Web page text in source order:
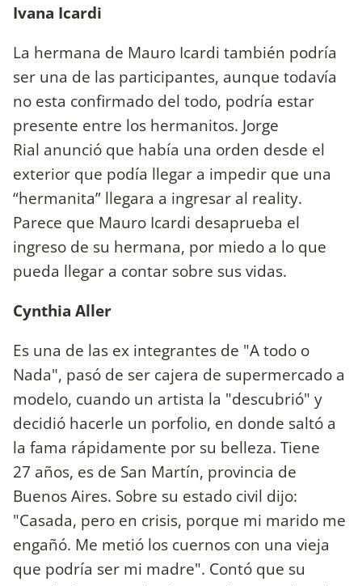
Ivana Icardi
La hermana de Mauro Icardi también podría
ser una de las participantes, aunque todavía
no esta confirmado del todo, podría estar
presente entre los hermanitos. Jorge
Rial anunció que había una orden desde el
exterior que podía llegar a impedir que una
“hermanita” llegara a ingresar al reality.
Parece que Mauro Icardi desaprueba el
ingreso de su hermana, por miedo a lo que
pueda llegar a contar sobre sus vidas.
Cynthia Aller
Es una de las ex integrantes de "A todo o
Nada", pasó de ser cajera de supermercado a
modelo, cuando un artista la "descubrió" y
decidió hacerle un porfolio, en donde saltó a
la fama rápidamente por su belleza. Tiene
27 años, es de San Martín, provincia de
Buenos Aires. Sobre su estado civil dijo:
"Casada, pero en crisis, porque mi marido me
engañó. Me metió los cuernos con una vieja
que podría ser mi madre". Contó que su